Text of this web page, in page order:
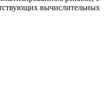
вычислительных